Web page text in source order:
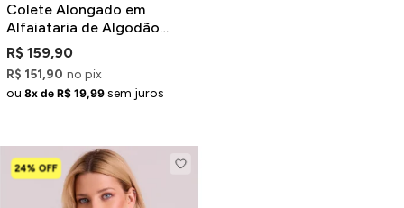
Colete Alongado em
Alfaiataria de Algodão
Listrado Off-White e Bege
R$ 159,90
R$ 151,90 no pix
ou 8x de R$ 19,99 sem juros
24% OFF